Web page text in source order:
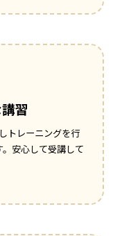
習
トレーニングを行
安心して受講して